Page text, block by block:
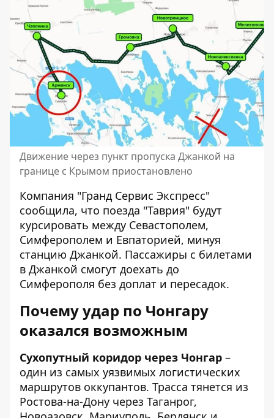
Движение через пункт пропуска Джанкой на
границе с Крымом приостановлено
Компания "Гранд Сервис Экспресс"
сообщила, что поезда "Таврия" будут
курсировать между Севастополем,
Симферополем и Евпаторией, минуя
станцию ​​Джанкой. Пассажиры с билетами
в Джанкой смогут доехать до
Симферополя без доплат и пересадок.
Почему удар по Чонгару
оказался возможным
Сухопутный коридор через Чонгар –
один из самых уязвимых логистических
маршрутов оккупантов. Трасса тянется из
Ростова-на-Дону через Таганрог,